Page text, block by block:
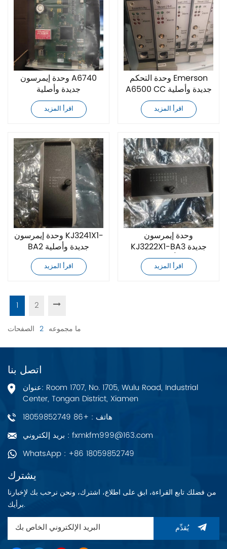
وحدة إيمرسون A6740
جديدة وأصلية
اقرأ المزيد
وحدة التحكم Emerson
A6500 CC جديدة وأصلية
اقرأ المزيد
وحدة إيمرسون KJ3241X1-
BA2 جديدة وأصلية
اقرأ المزيد
وحدة إيمرسون
KJ3222X1-BA3 جديدة
وأصلية
اقرأ المزيد
1 2
ما مجموعه 2 الصفحات
اتصل بنا
عنوان: Room 1707, No. 1705, Wulu Road, Industrial
Center, Tongan District, Xiamen
هاتف : +86 18059852749
بريد إلكتروني : fxmkfm999@163.com
WhatsApp : +86 18059852749
يشترك
من فضلك تابع القراءة، ابق على اطلاع، اشترك، ونحن نرحب بك لإخبارنا
برأيك.
يُقدِّم